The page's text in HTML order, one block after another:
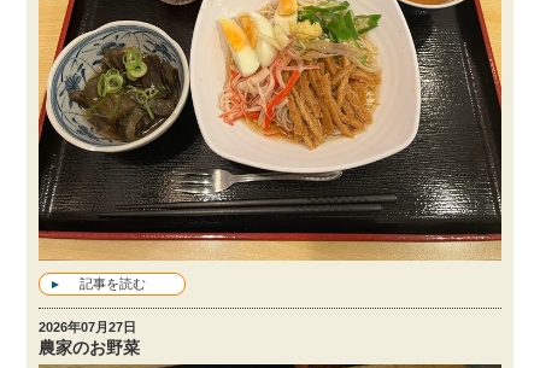
記事を読む
2026年07月27日
農家のお野菜